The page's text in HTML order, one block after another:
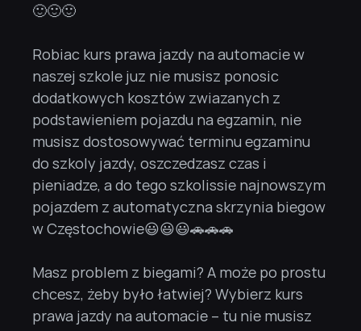
🙂🙂🙂
Robiac kurs prawa jazdy na automacie w
naszej szkole juz nie musisz ponosic
dodatkowych kosztów zwiazanych z
podstawieniem pojazdu na egzamin, nie
musisz dostosowywać terminu egzaminu
do szkoly jazdy, oszczedzasz czas i
pieniadze, a do tego szkolissie najnowszym
pojazdem z automatyczna skrzynia biegow
w Częstochowie😃😃😃🚗🚗🚗
Masz problem z biegami? A może po prostu
chcesz, żeby było łatwiej? Wybierz kurs
prawa jazdy na automacie – tu nie musisz